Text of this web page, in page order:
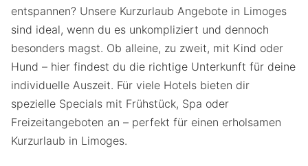
entspannen? Unsere Kurzurlaub Angebote in Limoges
sind ideal, wenn du es unkompliziert und dennoch
besonders magst. Ob alleine, zu zweit, mit Kind oder
Hund – hier findest du die richtige Unterkunft für deine
individuelle Auszeit. Für viele Hotels bieten dir
spezielle Specials mit Frühstück, Spa oder
Freizeitangeboten an – perfekt für einen erholsamen
Kurzurlaub in Limoges.